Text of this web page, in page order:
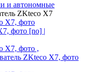
и автономные
ZKteco X7